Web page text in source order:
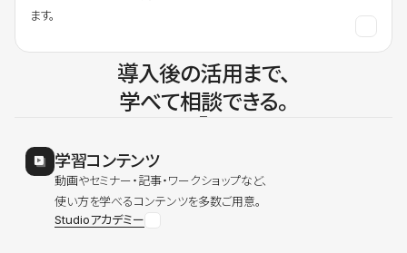
ます。
導入後の活用まで、
学べて相談できる。
学習コンテンツ
動画やセミナー・記事・ワークショップなど、
使い方を学べるコンテンツを多数ご用意。
Studioアカデミー